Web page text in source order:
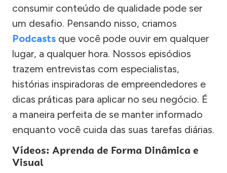
consumir conteúdo de qualidade pode ser
um desafio. Pensando nisso, criamos
Podcasts que você pode ouvir em qualquer
lugar, a qualquer hora. Nossos episódios
trazem entrevistas com especialistas,
histórias inspiradoras de empreendedores e
dicas práticas para aplicar no seu negócio. É
a maneira perfeita de se manter informado
enquanto você cuida das suas tarefas diárias.
Vídeos: Aprenda de Forma Dinâmica e
Visual